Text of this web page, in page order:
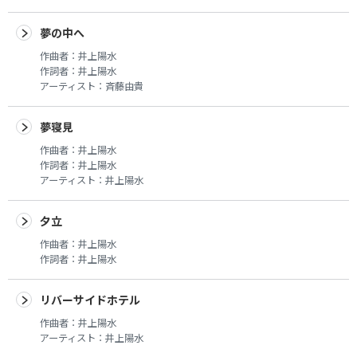
夢の中へ
作曲者： 井上陽水
作詞者： 井上陽水
アーティスト： 斉藤由貴
夢寝見
作曲者： 井上陽水
作詞者： 井上陽水
アーティスト： 井上陽水
夕立
作曲者： 井上陽水
作詞者： 井上陽水
リバーサイドホテル
作曲者： 井上陽水
アーティスト： 井上陽水